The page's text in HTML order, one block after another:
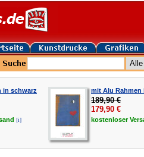
in schwarz
[i]
mit Alu Rahmen
189,90 €
179,90 €
kostenloser